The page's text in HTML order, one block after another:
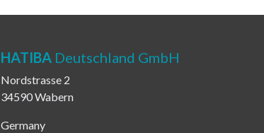
HATIBA Deutschland GmbH
Nordstrasse 2
34590 Wabern
Germany